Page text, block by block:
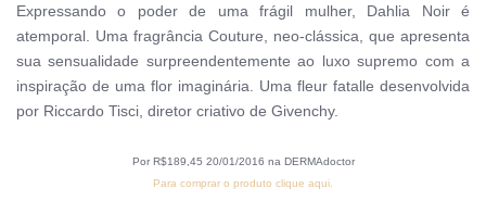
Expressando o poder de uma frágil mulher, Dahlia Noir é
atemporal. Uma fragrância Couture, neo-clássica, que apresenta
sua sensualidade surpreendentemente ao luxo supremo com a
inspiração de uma flor imaginária. Uma fleur fatalle desenvolvida
por Riccardo Tisci, diretor criativo de Givenchy.
Por R$189,45 20/01/2016 na DERMAdoctor
Para comprar o produto clique aqui.